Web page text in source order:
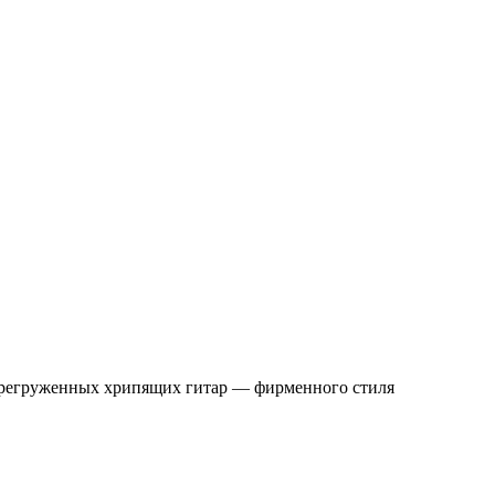
хрипящих гитар — фирменного стиля